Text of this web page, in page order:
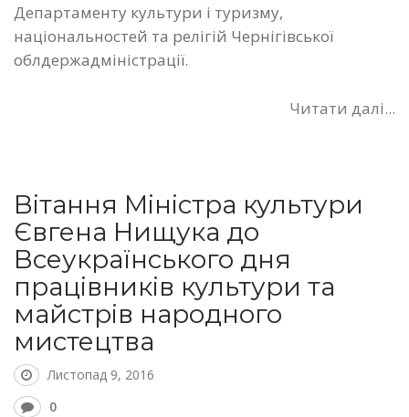
Департаменту культури і туризму,
національностей та релігій Чернігівської
облдержадміністрації.
Читати далі...
Вітання Міністра культури
Євгена Нищука до
Всеукраїнського дня
працівників культури та
майстрів народного
мистецтва
Листопад 9, 2016
0